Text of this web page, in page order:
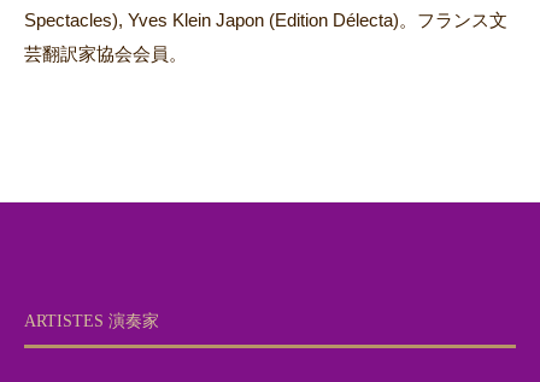
Spectacles), Yves Klein Japon (Edition Délecta)。フランス文
芸翻訳家協会会員。
ARTISTES 演奏家